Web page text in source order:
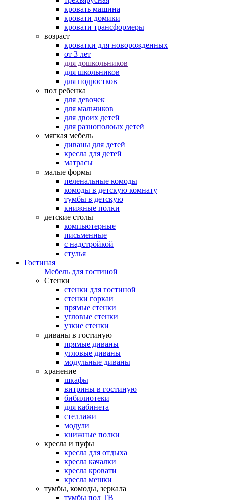
кровать машина
кровати домики
кровати трансформеры
возраст
кроватки для новорожденных
от 3 лет
для дошкольников
для школьников
для подростков
пол ребенка
для девочек
для мальчиков
для двоих детей
для разнополоых детей
мягкая мебель
диваны для детей
кресла для детей
матрасы
малые формы
пеленальные комоды
комоды в детскую комнату
тумбы в детскую
книжные полки
детские столы
компьютерные
письменные
с надстройкой
стулья
Гостиная
Мебель для гостиной
Стенки
стенки для гостиной
стенки горкаи
прямые стенки
угловые стенки
узкие стенки
диваны в гостиную
прямые диваны
угловые диваны
модульные диваны
хранение
шкафы
витрины в гостиную
бибилиотеки
для кабинета
стеллажи
модули
книжные полки
кресла и пуфы
кресла для отдыха
кресла качалки
кресла кровати
кресла мешки
тумбы, комоды, зеркала
тумбы под ТВ